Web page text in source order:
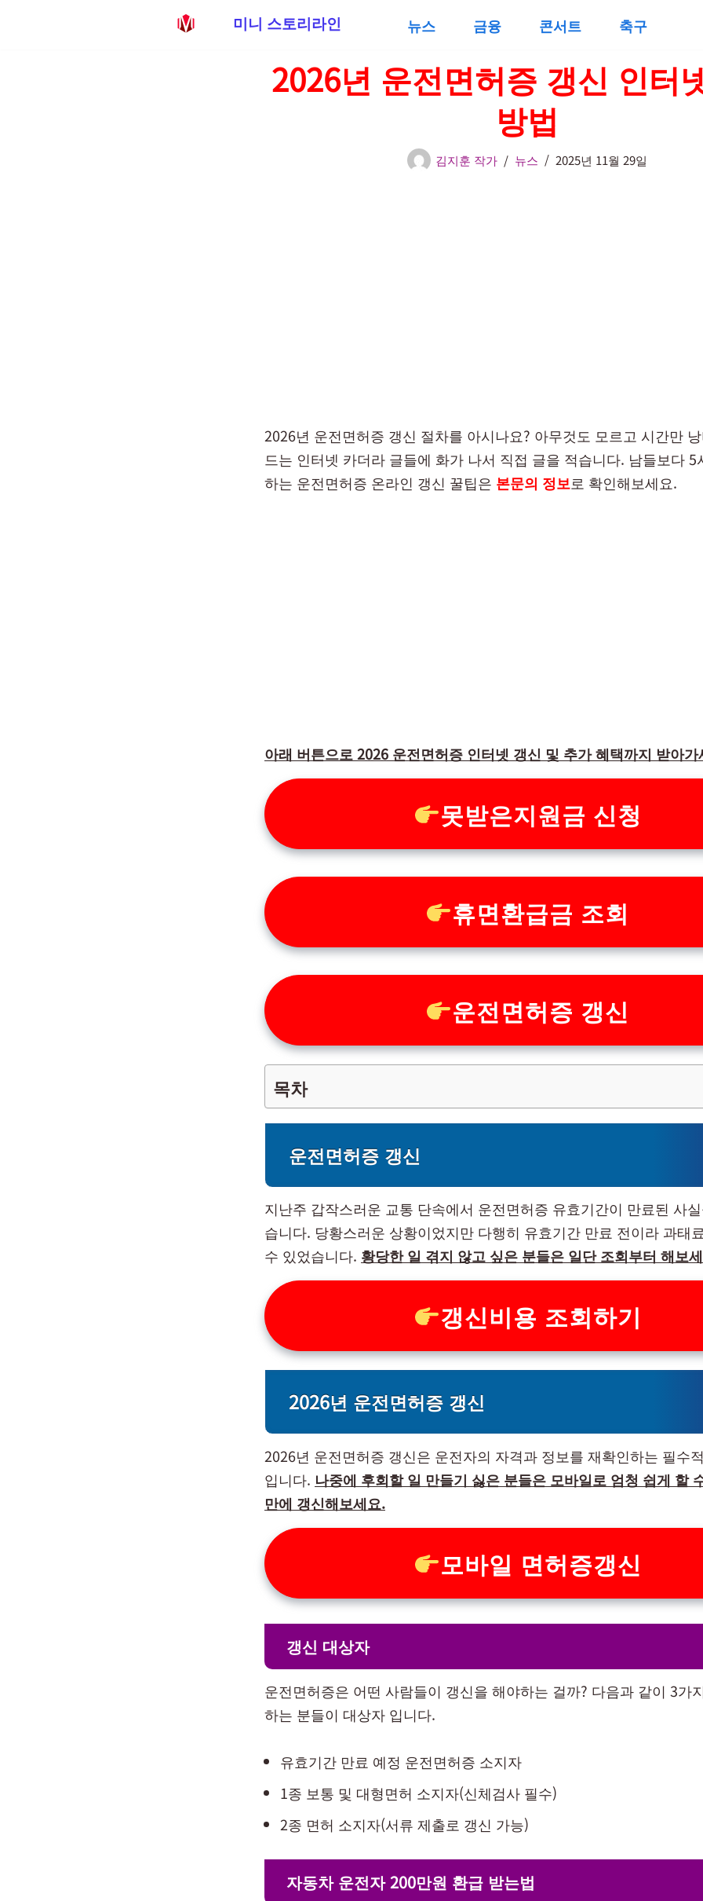
미니 스토리라인 뉴스 금융 콘서트 축구
2026년 운전면허증 갱신 인터
방법
김지훈 작가 뉴스 2025년 11월 29일
2026년 운전면허증 갱신 절차를 아시나요? 아무것도 모르고 시간만
드는 인터넷 카더라 글들에 화가 나서 직접 글을 적습니다. 남들보다 5
하는 운전면허증 온라인 갱신 꿀팁은 본문의 정보로 확인해보세요.
아래 버튼으로 2026 운전면허증 인터넷 갱신 및 추가 혜택까지 받아가
못받은지원금 신청
휴면환급금 조회
운전면허증 갱신
목차
운전면허증 갱신
지난주 갑작스러운 교통 단속에서 운전면허증 유효기간이 만료된 사
습니다. 당황스러운 상황이었지만 다행히 유효기간 만료 전이라 과태
수 있었습니다. 황당한 일 겪지 않고 싶은 분들은 일단 조회부터 해보
갱신비용 조회하기
2026년 운전면허증 갱신
2026년 운전면허증 갱신은 운전자의 자격과 정보를 재확인하는 필수
입니다. 나중에 후회할 일 만들기 싫은 분들은 모바일로 엄청 쉽게 할
만에 갱신해보세요.
모바일 면허증갱신
갱신 대상자
운전면허증은 어떤 사람들이 갱신을 해야하는 걸까? 다음과 같이 3가
하는 분들이 대상자 입니다.
유효기간 만료 예정 운전면허증 소지자
1종 보통 및 대형면허 소지자(신체검사 필수)
2종 면허 소지자(서류 제출로 갱신 가능)
자동차 운전자 200만원 환급 받는법